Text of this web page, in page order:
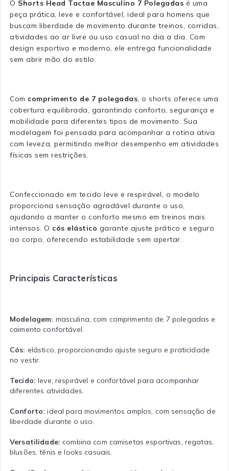
O Shorts Head Tactae Masculino 7 Polegadas é uma
peça prática, leve e confortável, ideal para homens que
buscam liberdade de movimento durante treinos, corridas,
atividades ao ar livre ou uso casual no dia a dia. Com
design esportivo e moderno, ele entrega funcionalidade
sem abrir mão do estilo.
Com comprimento de 7 polegadas , o shorts oferece uma
cobertura equilibrada, garantindo conforto, segurança e
mobilidade para diferentes tipos de movimento. Sua
modelagem foi pensada para acompanhar a rotina ativa
com leveza, permitindo melhor desempenho em atividades
físicas sem restrições.
Confeccionado em tecido leve e respirável, o modelo
proporciona sensação agradável durante o uso,
ajudando a manter o conforto mesmo em treinos mais
intensos. O cós elástico garante ajuste prático e seguro
ao corpo, oferecendo estabilidade sem apertar.
Principais Características
Modelagem: masculina, com comprimento de 7 polegadas e
caimento confortável.
Cós: elástico, proporcionando ajuste seguro e praticidade
no vestir.
Tecido: leve, respirável e confortável para acompanhar
diferentes atividades.
Conforto: ideal para movimentos amplos, com sensação de
liberdade durante o uso.
Versatilidade: combina com camisetas esportivas, regatas,
blusões, tênis e looks casuais.